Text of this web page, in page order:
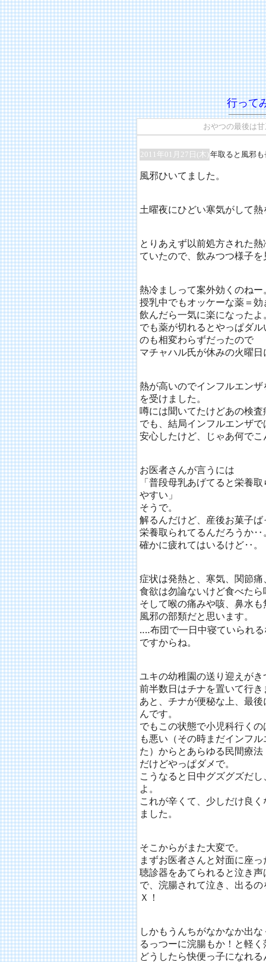
行って
おやつの最後は
2011年01月27日(木)年取ると風邪
風邪ひいてました。
土曜夜にひどい寒気がして
とりあえず以前処方された
ていたので、飲みつつ様子
熱冷ましって案外効くのねー
授乳中でもオッケーな薬＝
飲んだら一気に楽になったよ
でも薬が切れるとやっぱダ
のも相変わらずだったので
マチャハル氏が休みの火曜
熱が高いのでインフルエン
を受けました。
噂には聞いてたけどあの検査
でも、結局インフルエンザ
安心したけど、じゃあ何で
お医者さんが言うには
「普段母乳あげてると栄養
やすい」
そうで。
解るんだけど、産後お菓子
栄養取られてるんだろうか‥
確かに疲れてはいるけど‥。
症状は発熱と、寒気、関節痛
食欲は勿論ないけど食べた
そして喉の痛みや咳、鼻水
風邪の部類だと思います。
‥‥布団で一日中寝ていられ
ですからね。
ユキの幼稚園の送り迎えがき
前半数日はチナを置いて行
あと、チナが便秘な上、最
んです。
でもこの状態で小児科行く
も悪い（その時まだインフ
た）からとあらゆる民間療
だけどやっぱダメで。
こうなると日中グズグズだ
よ。
これが辛くて、少しだけ良
ました。
そこからがまた大変で。
まずお医者さんと対面に座
聴診器をあてられると泣き
で、浣腸されて泣き、出る
Ｘ！
しかもうんちがなかなか出
るっつーに浣腸もか！と軽
どうしたら快便っ子になれ